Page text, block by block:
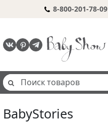
8-800-201-78-09
BabyStories